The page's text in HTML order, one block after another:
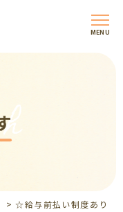
MENU
>☆給与前払い制度あり